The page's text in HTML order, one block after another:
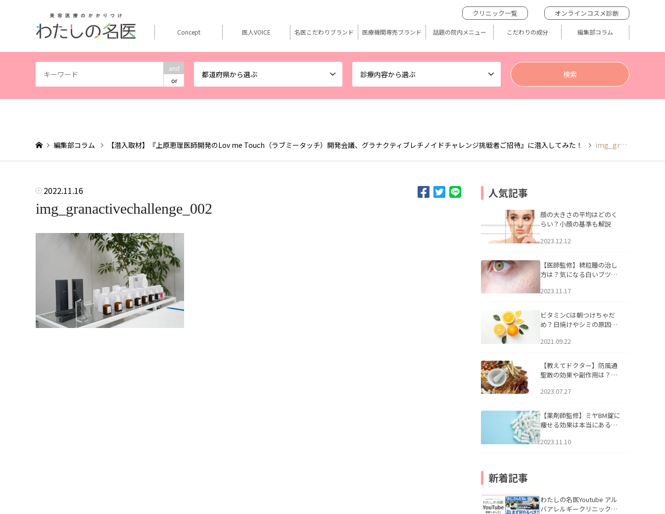
and
or
都道府県から選ぶ 診療内容から選ぶ
クリニック一覧 オンラインコスメ診断
Concept 医人VOICE 名医こだわりブランド 医療機関専売ブランド 話題の院内メニュー こだわりの成分 編集部コラム
編集部コラム 【潜入取材】『上原恵理医師開発のLov me Touch（ラブミータッチ）開発会議、グラナクティブレチノイドチャレンジ挑戦者ご招待』に潜入してみた！ img_granactivechallenge_002
2022.11.16
img_granactivechallenge_002
人気記事
顔の大きさの平均はどのく
らい？小顔の基準も解説
2023.12.12
【医師監修】稗粒腫の治し
方は？気になる白いブツブ
アについて
2023.11.17
ビタミンCは朝つけちゃだ
め？日焼けやシミの原因に
2021.09.22
【教えてドクター】防風通
聖散の効果や副作用は？長
2023.07.27
【薬剤師監修】ミヤBM錠に
痩せる効果は本当にある
2023.11.10
新着記事
わたしの名医Youtube アル
バアレルギークリニック札